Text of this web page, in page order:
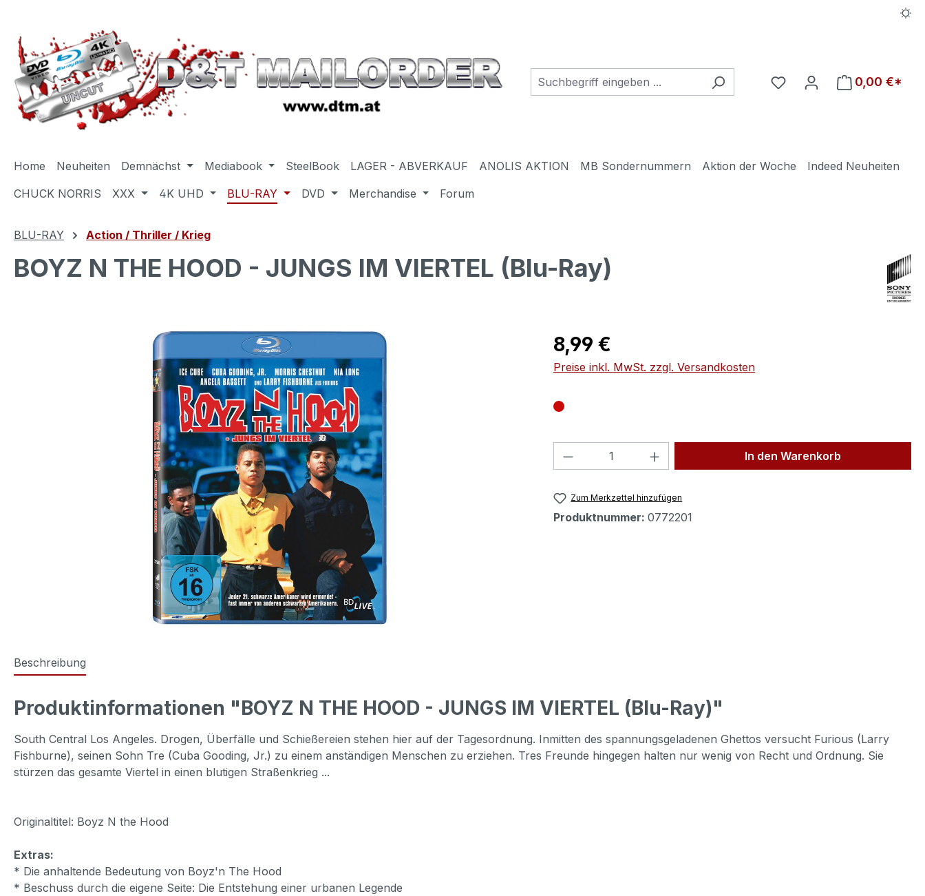
Du hast 0 Produkte auf
0,00 €*
Home Neuheiten Demnächst Mediabook SteelBook LAGER - ABVERKAUF ANOLIS AKTION MB Sondernummern Aktion der Woche
Indeed Neuheiten
CHUCK NORRIS
XXX 4K UHD BLU-RAY DVD Merchandise Forum
BLU-RAY Action / Thriller / Krieg
BOYZ N THE HOOD - JUNGS IM VIERTEL (Blu-Ray)
Regulärer Preis:
8,99 €
Preise inkl. MwSt. zzgl. Versandkosten
Produkt Anzahl: Gib den gewünschten Wert
In den Warenkorb
Zum Merkzettel hinzufügen
Produktnummer: 0772201
Beschreibung
Produktinformationen "BOYZ N THE HOOD - JUNGS IM VIERTEL (Blu-Ray)"
South Central Los Angeles. Drogen, Überfälle und Schießereien stehen hier auf der Tagesordnung. Inmitten des spannungsgeladenen Ghettos versucht Furious (Larry
Fishburne), seinen Sohn Tre (Cuba Gooding, Jr.) zu einem anständigen Menschen zu erziehen. Tres Freunde hingegen halten nur wenig von Recht und Ordnung. Sie
stürzen das gesamte Viertel in einen blutigen Straßenkrieg ...
Originaltitel: Boyz N the Hood
Extras:
* Die anhaltende Bedeutung von Boyz'n The Hood
* Beschuss durch die eigene Seite: Die Entstehung einer urbanen Legende